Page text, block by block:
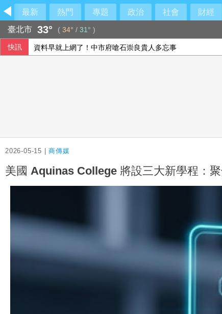
最新 熱門 專題 政治 社會 財經
臺北市 33° ( 34° / 31° )
快訊 資料早就上網了！中市府嗆石崇良貴人多忘事
2026-05-15 |商傳媒
美國 Aquinas College 將設三大新學程：